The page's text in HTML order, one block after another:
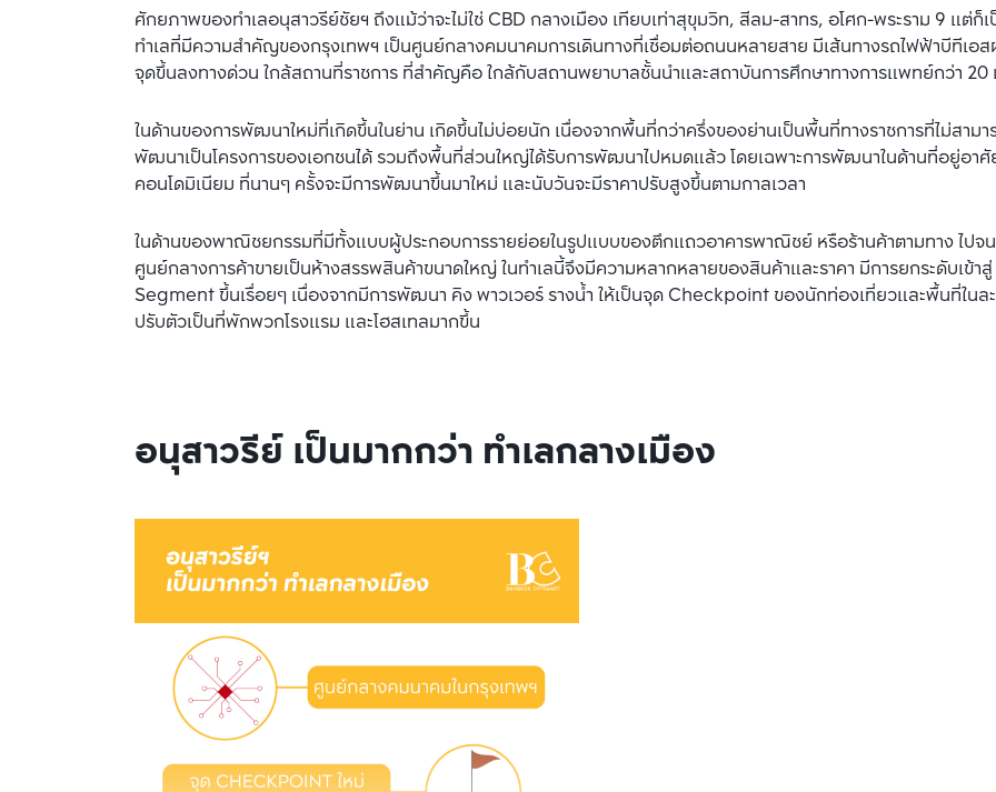
ศักยภาพของทำเลอนุสาวรีย์ชัยฯ ถึงแม้ว่าจะไม่ใช่ CBD กลางเมือง เทียบเท่าสุขุมวิท, สีลม-สาทร, อโศก-พระราม 9 แต่ก็
ทำเลที่มีความสำคัญของกรุงเทพฯ เป็นศูนย์กลางคมนาคมการเดินทางที่เชื่อมต่อถนนหลายสาย มีเส้นทางรถไฟฟ้าบีทีเอส
จุดขึ้นลงทางด่วน ใกล้สถานที่ราชการ ที่สำคัญคือ ใกล้กับสถานพยาบาลชั้นนำและสถาบันการศึกษาทางการแพทย์กว่า
ในด้านของการพัฒนาใหม่ที่เกิดขึ้นในย่าน เกิดขึ้นไม่บ่อยนัก เนื่องจากพื้นที่กว่าครึ่งของย่านเป็นพื้นที่ทางราชการที่ไม่สามา
พัฒนาเป็นโครงการของเอกชนได้ รวมถึงพื้นที่ส่วนใหญ่ได้รับการพัฒนาไปหมดแล้ว โดยเฉพาะการพัฒนาในด้านที่อยู่อาศั
คอนโดมิเนียม ที่นานๆ ครั้งจะมีการพัฒนาขึ้นมาใหม่ และนับวันจะมีราคาปรับสูงขึ้นตามกาลเวลา
ในด้านของพาณิชยกรรมที่มีทั้งแบบผู้ประกอบการรายย่อยในรูปแบบของตึกแถวอาคารพาณิชย์ หรือร้านค้าตามทาง ไปจ
ศูนย์กลางการค้าขายเป็นห้างสรรพสินค้าขนาดใหญ่ ในทำเลนี้จึงมีความหลากหลายของสินค้าและราคา มีการยกระดับเข้า
Segment ขึ้นเรื่อยๆ เนื่องจากมีการพัฒนา คิง พาวเวอร์ รางน้ำ ให้เป็นจุด Checkpoint ของนักท่องเที่ยวและพื้นที่ในล
ปรับตัวเป็นที่พักพวกโรงแรม และโฮสเทลมากขึ้น
อนุสาวรีย์ เป็นมากกว่า ทำเลกลางเมือง